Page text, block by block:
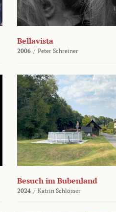
Bellavista
2006 / Peter Schreiner
Besuch im Bubenland
2024 / Katrin Schlösser